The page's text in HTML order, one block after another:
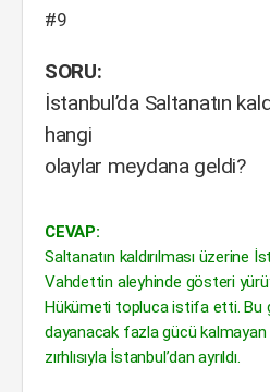
#9
SORU:
İstanbul’da Saltanatın
hangi
olaylar meydana geldi?
CEVAP:
Saltanatın kaldırılması üzerine
Vahdettin aleyhinde gösteri
Hükümeti topluca istifa etti. Bu
dayanacak fazla gücü
zırhlısıyla İstanbul’dan ayrıldı.